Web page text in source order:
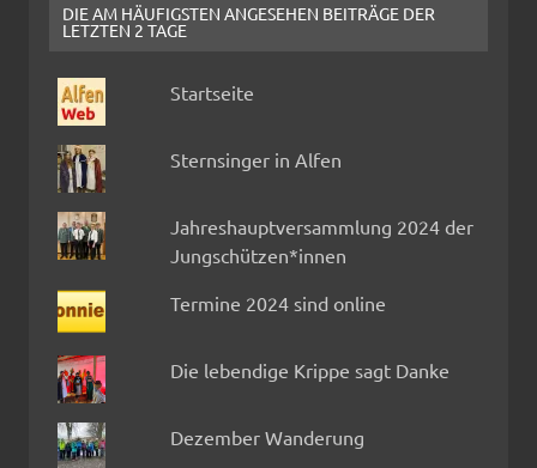
DIE AM HÄUFIGSTEN ANGESEHEN BEITRÄGE DER
LETZTEN 2 TAGE
Startseite
Sternsinger in Alfen
Jahreshauptversammlung 2024 der
Jungschützen*innen
Termine 2024 sind online
Die lebendige Krippe sagt Danke
Dezember Wanderung